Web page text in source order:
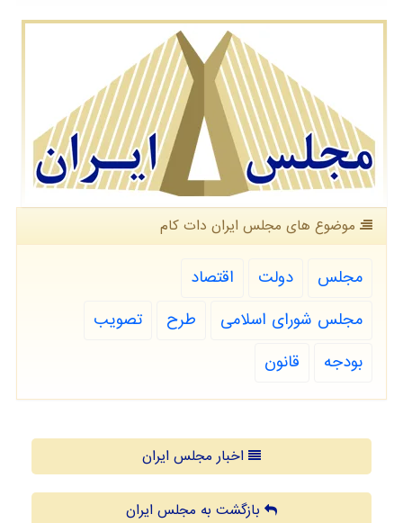
موضوع های مجلس ایران دات كام
مجلس دولت
اقتصاد
مجلس شورای اسلامی
طرح
تصویب
بودجه
قانون
اخبار مجلس ایران
بازگشت به مجلس ایران